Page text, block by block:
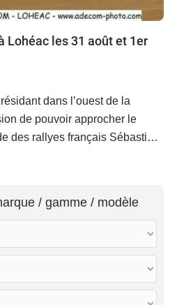
Lohéac les 31 août et 1er
dans l’ouest de la
de pouvoir approcher le
des rallyes français Sébastien
/ gamme / modèle